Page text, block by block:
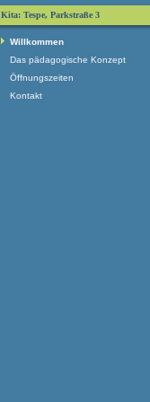
Kita: Tespe, Parkstraße 3
Willkommen
Das pädagogische Konzept
Öffnungszeiten
Kontakt